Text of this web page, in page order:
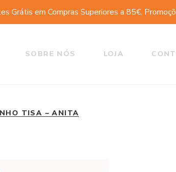
Grátis em Compras Superiores a 85€.
SOBRE NÓS LOJA
TISA – ANITA